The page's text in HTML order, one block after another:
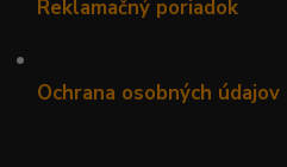
Reklamačný poriadok
•
Ochrana osobných údajov